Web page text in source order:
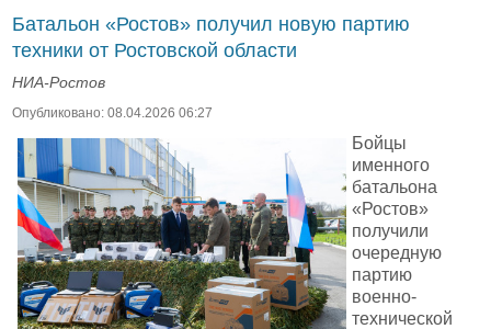
Батальон «Ростов» получил новую партию
техники от Ростовской области
НИА-Ростов
Опубликовано: 08.04.2026 06:27
Бойцы
именного
батальона
«Ростов»
получили
очередную
партию
военно-
технической